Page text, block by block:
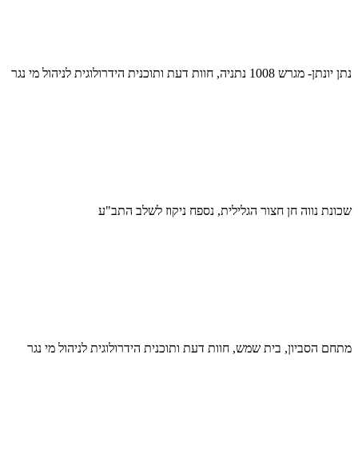
נתן יונתן- מגרש 1008 נתניה, חוות דעת ותוכנית הידרולוגית לניהול מי נגר
שכונת נווה חן חצור הגלילית, נספח ניקוז לשלב התב"ע
מתחם הסביון, בית שמש, חוות דעת ותוכנית הידרולוגית לניהול מי נגר